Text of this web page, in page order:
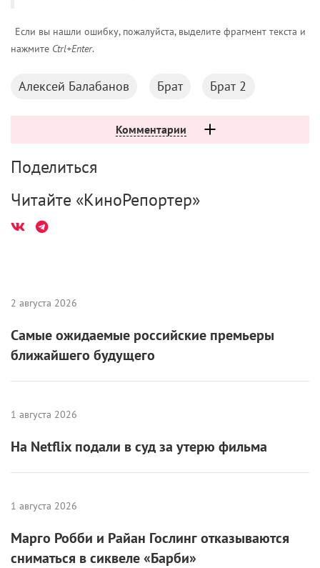
Если вы нашли ошибку, пожалуйста, выделите фрагмент текста и
нажмите Ctrl+Enter.
Алексей Балабанов Брат Брат 2
Комментарии
Поделиться
Читайте «КиноРепортер»
2 августа 2026
Самые ожидаемые российские премьеры
ближайшего будущего
1 августа 2026
На Netflix подали в суд за утерю фильма
1 августа 2026
Марго Робби и Райан Гослинг отказываются
сниматься в сиквеле «Барби»